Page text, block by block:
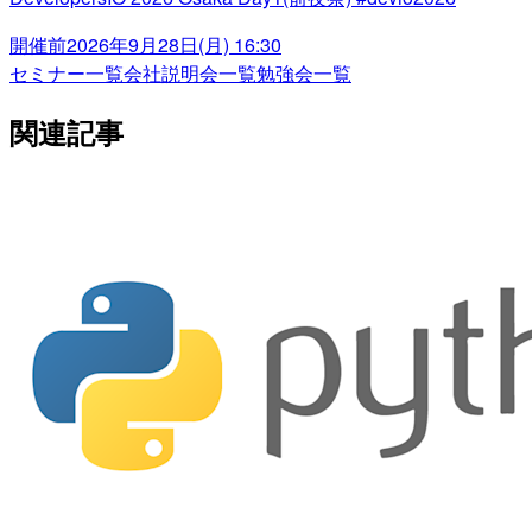
開催前2026年9月28日(月) 16:30
セミナー一覧会社説明会一覧勉強会一覧
関連記事